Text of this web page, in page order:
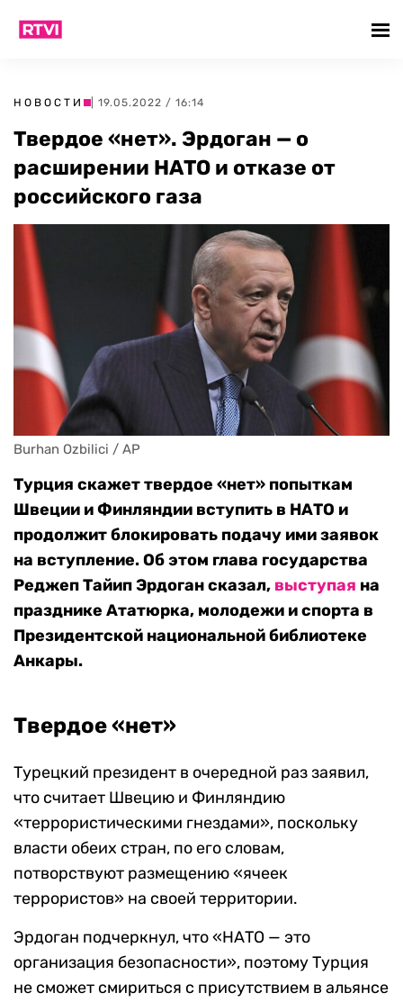
НОВОСТИ | 19.05.2022 / 16:14
Твердое «нет». Эрдоган — о
расширении НАТО и отказе от
российского газа
Burhan Ozbilici / AP
Турция скажет твердое «нет» попыткам
Швеции и Финляндии вступить в НАТО и
продолжит блокировать подачу ими заявок
на вступление. Об этом глава государства
Реджеп Тайип Эрдоган сказал, выступая на
празднике Ататюрка, молодежи и спорта в
Президентской национальной библиотеке
Анкары.
Твердое «нет»
Турецкий президент в очередной раз заявил,
что считает Швецию и Финляндию
«террористическими гнездами», поскольку
власти обеих стран, по его словам,
потворствуют размещению «ячеек
террористов» на своей территории.
Эрдоган подчеркнул, что «НАТО — это
организация безопасности», поэтому Турция
не сможет смириться с присутствием в альянсе